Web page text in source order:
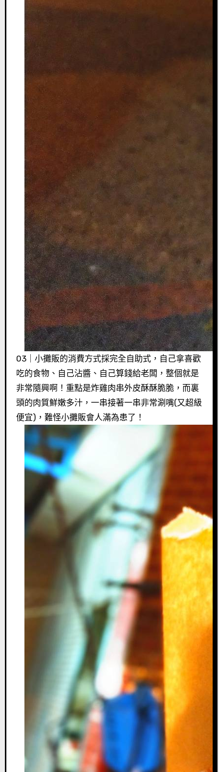
03｜小攤販的消費方式採完全自助式，自己拿喜歡
吃的食物、自己沾醬、自己算錢給老闆，整個就是
非常隨興啊！重點是炸雞肉串外皮酥酥脆脆，而裏
頭的肉質鮮嫩多汁，一串接著一串非常涮嘴(又超級
便宜)，難怪小攤販會人滿為患了！